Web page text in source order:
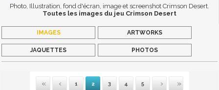
Photo, Illustration, fond d'écran, image et screenshot Crimson Desert.
Toutes les images du jeu Crimson Desert
IMAGES ARTWORKS
JAQUETTES PHOTOS
Première
Précédente
1 2 3 4 5
Suivante
Dernière